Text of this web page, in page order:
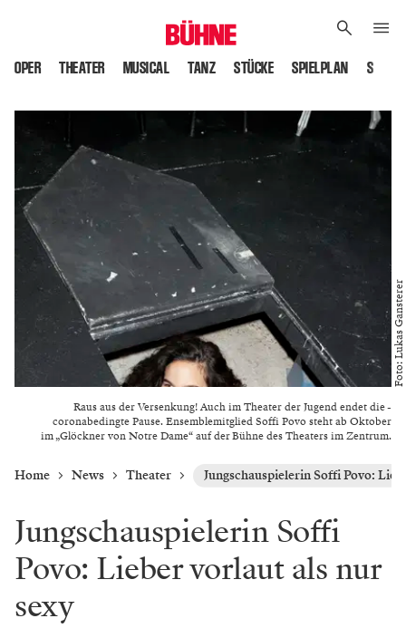
OPER THEATER MUSICAL TANZ STÜCKE SPIELPLAN
Raus aus der Versenkung! Auch im Theater der Jugend endet die ­
coronabedingte Pause. Ensemble­mitglied Soffi Povo steht ab ­Oktober
im „Glöckner von Notre Dame“ auf der Bühne des Theaters im Zentrum.
Foto: Lukas Gansterer
Home News Theater Jungschauspielerin Soffi Povo:
Jungschauspielerin Soffi
Povo: Lieber vorlaut als nur
sexy